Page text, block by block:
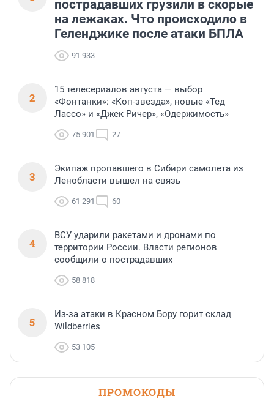
пострадавших грузили в скорые
на лежаках. Что происходило в
Геленджике после атаки БПЛА
91 933
2
15 телесериалов августа — выбор
«Фонтанки»: «Коп-звезда», новые «Тед
Лассо» и «Джек Ричер», «Одержимость»
75 901 27
3
Экипаж пропавшего в Сибири самолета из
Ленобласти вышел на связь
61 291 60
4
ВСУ ударили ракетами и дронами по
территории России. Власти регионов
сообщили о пострадавших
58 818
5
Из-за атаки в Красном Бору горит склад
Wildberries
53 105
ПРОМОКОДЫ